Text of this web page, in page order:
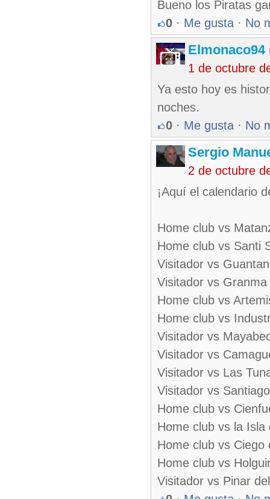
Bueno los Piratas
0 · Me gusta · No
Elmonaco94
1 de octubre
Ya esto hoy es
noches.
0 · Me gusta · No
Sergio
2 de octubre
¡Aquí el calendario
Home club vs
Home club vs Santi
Visitador vs
Visitador vs
Home club vs
Home club vs
Visitador vs
Visitador vs
Visitador vs Las
Visitador vs
Home club vs
Home club vs la Isla
Home club vs Ciego
Home club vs
Visitador vs Pinar